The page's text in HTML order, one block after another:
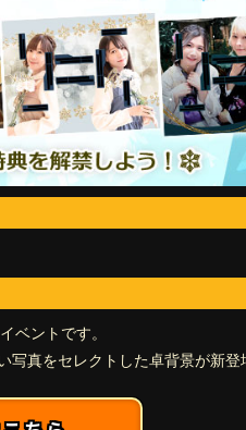
ベントです。
写真をセレクトした卓背景が新登